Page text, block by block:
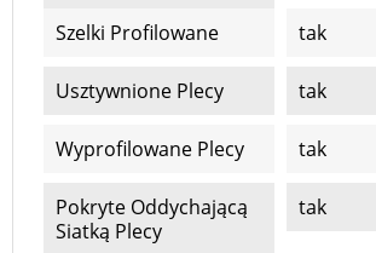
Szelki Profilowane tak
Usztywnione Plecy tak
Wyprofilowane Plecy tak
Pokryte Oddychającą
Siatką Plecy
tak